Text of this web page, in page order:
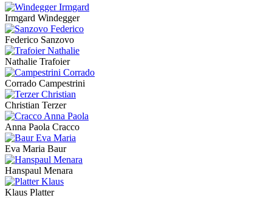
Irmgard Windegger
Federico Sanzovo
Nathalie Trafoier
Corrado Campestrini
Christian Terzer
Anna Paola Cracco
Eva Maria Baur
Hanspaul Menara
Klaus Platter